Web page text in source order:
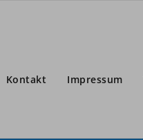
Kontakt Impressum